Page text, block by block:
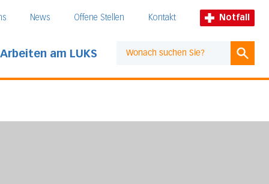
News Offene Stellen Kontakt Notfall
Arbeiten am LUKS